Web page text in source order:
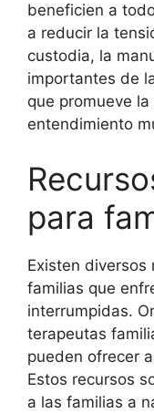
beneficien a
a reducir la
custodia, la
importantes de
que promueve
entendimiento
para
Existen diversos
familias que
interrumpidas.
terapeutas
pueden ofrecer
Estos recursos
a las familias a